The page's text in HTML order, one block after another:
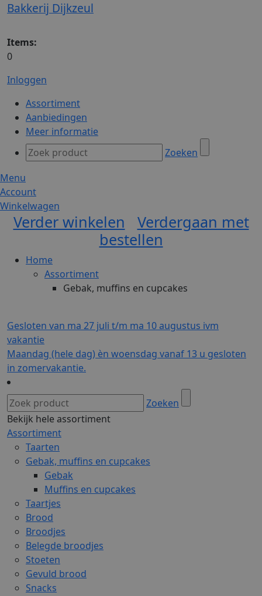
Bakkerij Dijkzeul
Items:
0
Inloggen
Assortiment
Aanbiedingen
Meer informatie
Zoeken
Menu
Account
Winkelwagen
Verder winkelen
Verdergaan met
bestellen
Home
Assortiment
Gebak, muffins en cupcakes
Gesloten van ma 27 juli t/m ma 10 augustus ivm
vakantie
Maandag (hele dag) èn woensdag vanaf 13 u gesloten
in zomervakantie.
Zoeken
Bekijk hele assortiment
Assortiment
Taarten
Gebak, muffins en cupcakes
Gebak
Muffins en cupcakes
Taartjes
Brood
Broodjes
Belegde broodjes
Stoeten
Gevuld brood
Snacks